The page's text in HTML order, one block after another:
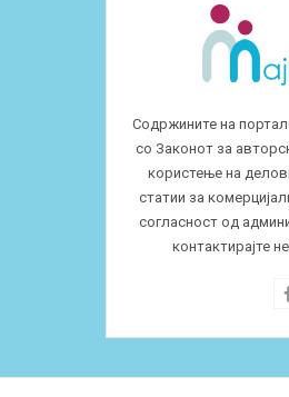
Содржините на
со Законот за
користење на
статии за
согласност од
контактирајте